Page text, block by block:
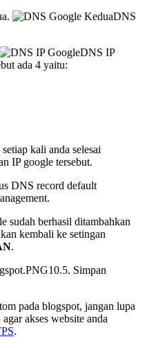
DNS
DNS IP
ada 4 yaitu:
setiap kali anda selesai
IP google tersebut.
DNS record default
sudah berhasil ditambahkan
kembali ke setingan
.
10.5. Simpan
pada blogspot, jangan lupa
agar akses website anda
.